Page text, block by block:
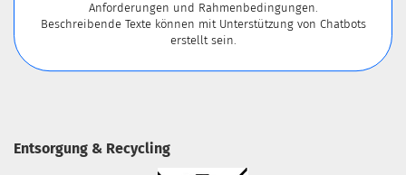
Anforderungen und Rahmenbedingungen.
Beschreibende Texte können mit Unterstützung von Chatbots
erstellt sein.
Entsorgung & Recycling